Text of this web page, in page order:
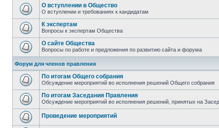
О вступлении в Общество
О вступлении и требованиях к кандидатам
К экспертам
Вопросы к экспертам Общества
О сайте Общества
Вопросы по работе и предложения по развитию сайта и форума
Форум для членов правления
По итогам Общего собрания
Обсуждение мероприятий во исполнения решений Общего собрания
По итогам Заседания Правления
Обсуждение мероприятий во исполнения решений, принятых на
Проведение мероприятий